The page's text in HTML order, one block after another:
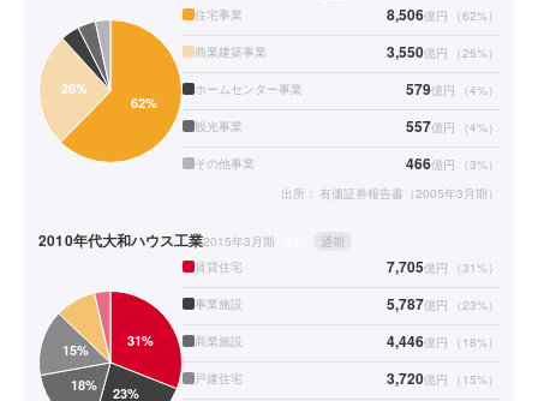
住宅事業
8,506億円 （62%）
商業建築事業 3,550億円 （26%）
ホームセンター事業 579億円 （4%）
観光事業 557億円 （4%）
その他事業 466億円 （3%）
出所： 有価証券報告書（2005年3月期）
2010年代大和ハウス工業2015年3月期
通期
賃貸住宅
7,705億円 （31%）
事業施設 5,787億円 （23%）
商業施設 4,446億円 （ 18%）
戸建住宅 3,720億円 （ 15%）